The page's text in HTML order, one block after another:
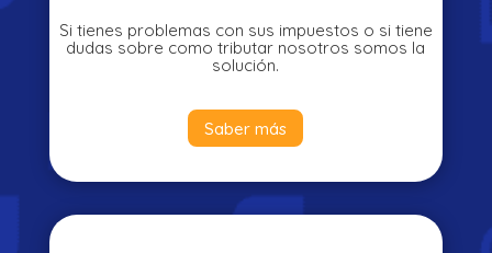
Si tienes problemas con sus impuestos o si tiene
dudas sobre como tributar nosotros somos la
solución.
Saber más